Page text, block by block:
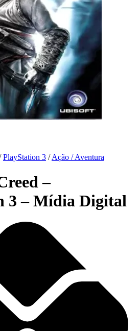
PlayStation 3 / Ação / Aventura
–
3 – Mídia Digital